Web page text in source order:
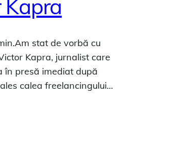
Kapra
stat de vorbă cu
Kapra, jurnalist care
în presă imediat după
calea freelancingului…